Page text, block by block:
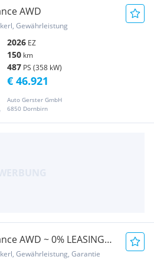
AWD
Gewährleistung
2026 EZ
150 km
487 PS (358 kW)
Auto Gerster GmbH
6850 Dornbirn
€ 46.921
AWD ~ 0% LEASING
Gewährleistung, Garantie